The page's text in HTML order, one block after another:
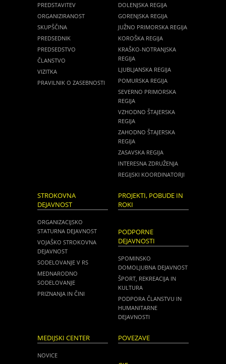
PREDSTAVITEV
ORGANIZIRANOST
SKUPŠČINA
PREDSEDNIK
PREDSEDSTVO
ČLANSTVO
VIZITKA
PRAVILNIK O ZASEBNOSTI
DOLENJSKA REGIJA
GORENJSKA REGIJA
JUŽNO PRIMORSKA REGIJA
KOROŠKA REGIJA
KRAŠKO-NOTRANJSKA
REGIJA
LJUBLJANSKA REGIJA
POMURSKA REGIJA
SEVERNO PRIMORSKA
REGIJA
VZHODNO ŠTAJERSKA
REGIJA
ZAHODNO ŠTAJERSKA
REGIJA
ZASAVSKA REGIJA
INTERESNA ZDRUŽENJA
REGIJSKI KOORDINATORJI
STROKOVNA
DEJAVNOST
ORGANIZACIJSKO
STATURNA DEJAVNOST
VOJAŠKO STROKOVNA
DEJAVNOST
SODELOVANJE V RS
MEDNARODNO
SODELOVANJE
PRIZNANJA IN ČINI
PROJEKTI, POBUDE IN
ROKI
PODPORNE
DEJAVNOSTI
SPOMINSKO
DOMOLJUBNA DEJAVNOST
ŠPORT, REKREACIJA IN
KULTURA
PODPORA ČLANSTVU IN
HUMANITARNE
DEJAVNOSTI
MEDIJSKI CENTER
NOVICE
POVEZAVE